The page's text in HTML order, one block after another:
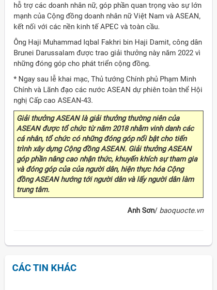
hỗ trợ các doanh nhân nữ, góp phần quan trọng vào sự lớn
mạnh của Cộng đồng doanh nhân nữ Việt Nam và ASEAN,
kết nối với các nền kinh tế APEC và toàn cầu.
Ông Haji Muhammad Iqbal Fakhri bin Haji Damit, công dân
Brunei Darussalam được trao giải thưởng này năm 2022 vì
những đóng góp cho phát triển cộng đồng.
* Ngay sau lễ khai mạc, Thủ tướng Chính phủ Phạm Minh
Chính và Lãnh đạo các nước ASEAN dự phiên toàn thể Hội
nghị Cấp cao ASEAN-43.
Giải thưởng ASEAN là giải thưởng thường niên của
ASEAN được tổ chức từ năm 2018 nhằm vinh danh các
cá nhân, tổ chức có những đóng góp nổi bật cho tiến
trình xây dựng Cộng đồng ASEAN. Giải thưởng ASEAN
góp phần nâng cao nhận thức, khuyến khích sự tham gia
và đóng góp của của người dân, hiện thực hóa Cộng
đồng ASEAN hướng tới người dân và lấy người dân làm
trung tâm.
Anh Sơn/ baoquocte.vn
CÁC TIN KHÁC